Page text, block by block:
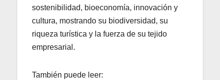
sostenibilidad, bioeconomía, innovación y
cultura, mostrando su biodiversidad, su
riqueza turística y la fuerza de su tejido
empresarial.
También puede leer: